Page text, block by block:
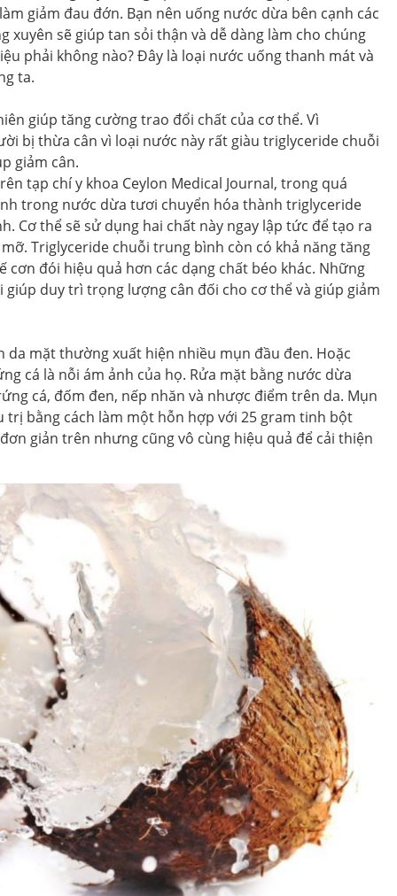
giảm đau đớn. Bạn nên uống nước dừa bên cạnh các
sẽ giúp tan sỏi thận và dễ dàng làm cho chúng
phải không nào? Đây là loại nước uống thanh mát và
ta.
giúp tăng cường trao đổi chất của cơ thể. Vì
bị thừa cân vì loại nước này rất giàu triglyceride chuỗi
giảm cân.
tạp chí y khoa Ceylon Medical Journal, trong quá
trong nước dừa tươi chuyển hóa thành triglyceride
Cơ thể sẽ sử dụng hai chất này ngay lập tức để tạo ra
Triglyceride chuỗi trung bình còn có khả năng tăng
cơn đói hiệu quả hơn các dạng chất béo khác. Những
duy trì trọng lượng cân đối cho cơ thể và giúp giảm
mặt thường xuất hiện nhiều mụn đầu đen. Hoặc
cá là nỗi ám ảnh của họ. Rửa mặt bằng nước dừa
cá, đốm đen, nếp nhăn và nhược điểm trên da. Mụn
bằng cách làm một hỗn hợp với 25 gram tinh bột
giản trên nhưng cũng vô cùng hiệu quả để cải thiện